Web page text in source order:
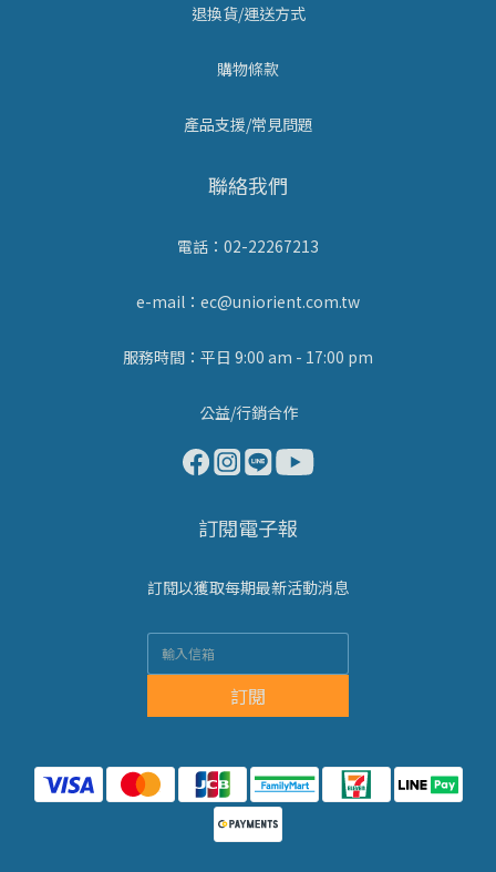
退換貨/運送方式
購物條款
產品支援/常見問題
聯絡我們
電話：02-22267213
e-mail：ec@uniorient.com.tw
服務時間：平日 9:00 am - 17:00 pm
公益/行銷合作
訂閱電子報
訂閱以獲取每期最新活動消息
訂閱